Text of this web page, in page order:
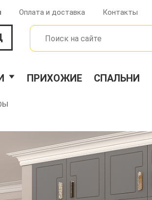
Оплата и доставка Контакты
ПРИХОЖИЕ СПАЛЬНИ